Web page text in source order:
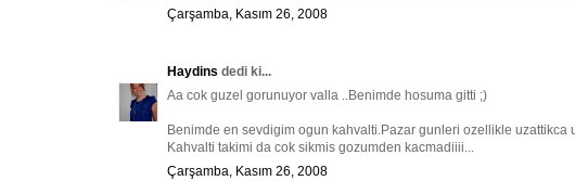
Çarşamba, Kasım 26, 2008
Haydins dedi ki...
Aa cok guzel gorunuyor valla ..Benimde hosuma gitti ;)
Benimde en sevdigim ogun kahvalti.Pazar gunleri ozellikle uzattikca
Kahvalti takimi da cok sikmis gozumden kacmadiiii...
Çarşamba, Kasım 26, 2008